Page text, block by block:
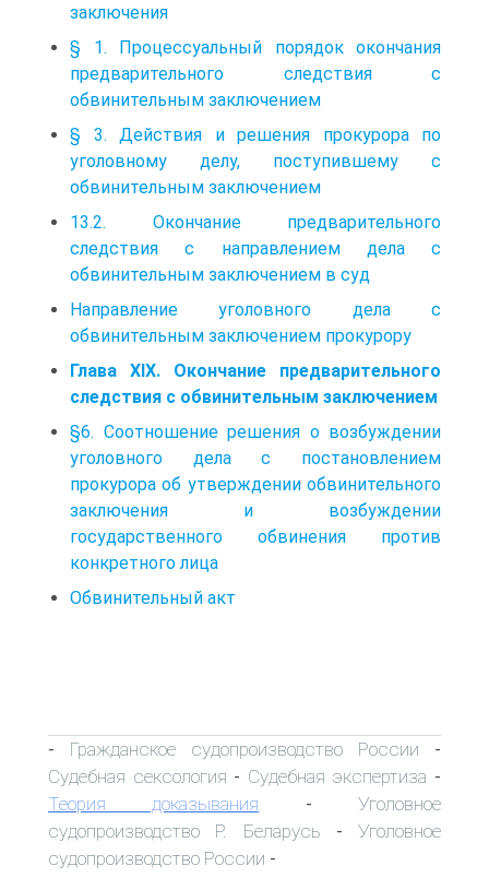
заключения
§ 1. Процессуальный порядок окончания
предварительного следствия с
обвинительным заключением
§ 3. Действия и решения прокурора по
уголовному делу, поступившему с
обвинительным заключением
13.2. Окончание предварительного
следствия с направлением дела с
обвинительным заключением в суд
Направление уголовного дела с
обвинительным заключением прокурору
Глава XIX. Окончание предварительного
следствия с обвинительным заключением
§6. Соотношение решения о возбуждении
уголовного дела с постановлением
прокурора об утверждении обвинительного
заключения и возбуждении
государственного обвинения против
конкретного лица
Обвинительный акт
- Гражданское судопроизводство России -
Судебная сексология - Судебная экспертиза -
Теория доказывания -Уголовное
судопроизводство Р. Беларусь - Уголовное
судопроизводство России -